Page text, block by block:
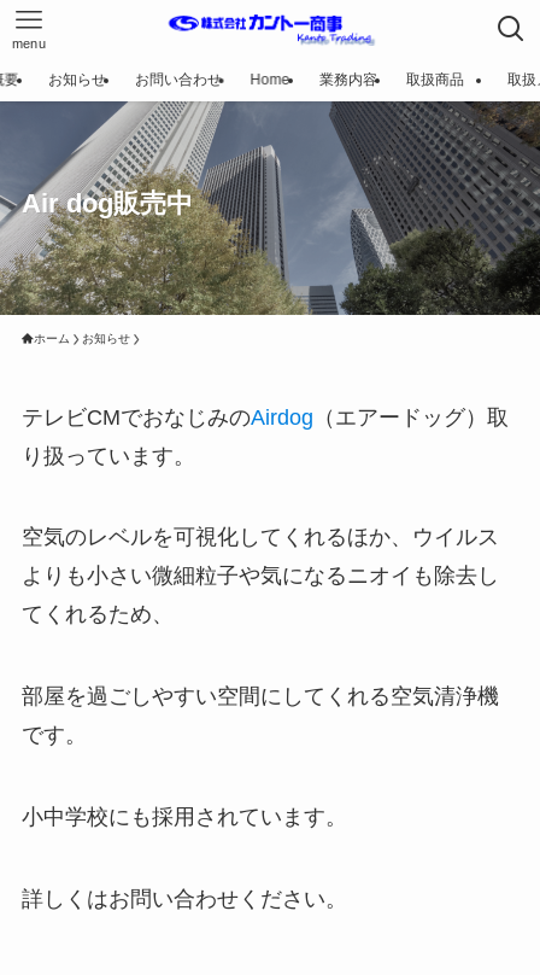
menu
要 お知らせ お問い合わせ Home 業務内容 取扱商品 取扱
Air dog販売中
ホーム お知らせ
テレビCMでおなじみのAirdog （エアードッグ）取
り扱っています。
空気のレベルを可視化してくれるほか、ウイルス
よりも小さい微細粒子や気になるニオイも除去し
てくれるため、
部屋を過ごしやすい空間にしてくれる空気清浄機
です。
小中学校にも採用されています。
詳しくはお問い合わせください。